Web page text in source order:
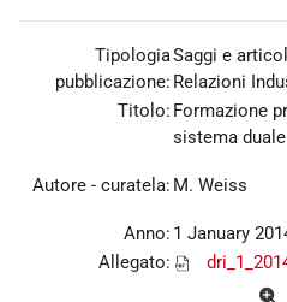
Tipologia
pubblicazione:
Saggi e
Relazioni
Titolo: Formazione
sistema duale
Autore - curatela: M. Weiss
Anno: 1 January
Allegato: